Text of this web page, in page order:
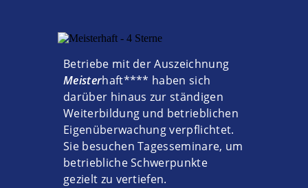
Betriebe mit der Auszeichnung
Meisterhaft**** haben sich
darüber hinaus zur ständigen
Weiterbildung und betrieblichen
Eigenüberwachung verpflichtet.
Sie besuchen Tagesseminare, um
betriebliche Schwerpunkte
gezielt zu vertiefen.